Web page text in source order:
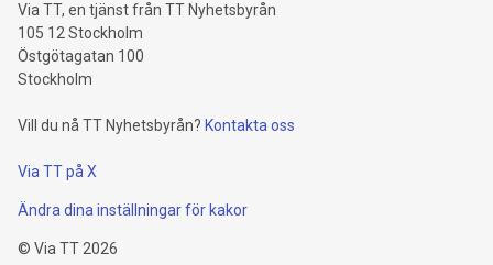
Via TT, en tjänst från TT Nyhetsbyrån
105 12 Stockholm
Östgötagatan 100
Stockholm
Vill du nå TT Nyhetsbyrån? Kontakta oss
Via TT på X
Ändra dina inställningar för kakor
© Via TT 2026